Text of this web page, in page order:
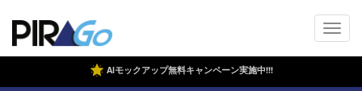
AIモックアップ無料キャンペーン実施中!!!